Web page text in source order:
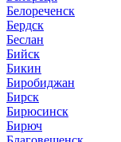
Белореченск
Бердск
Беслан
Бийск
Бикин
Биробиджан
Бирск
Бирюсинск
Бирюч